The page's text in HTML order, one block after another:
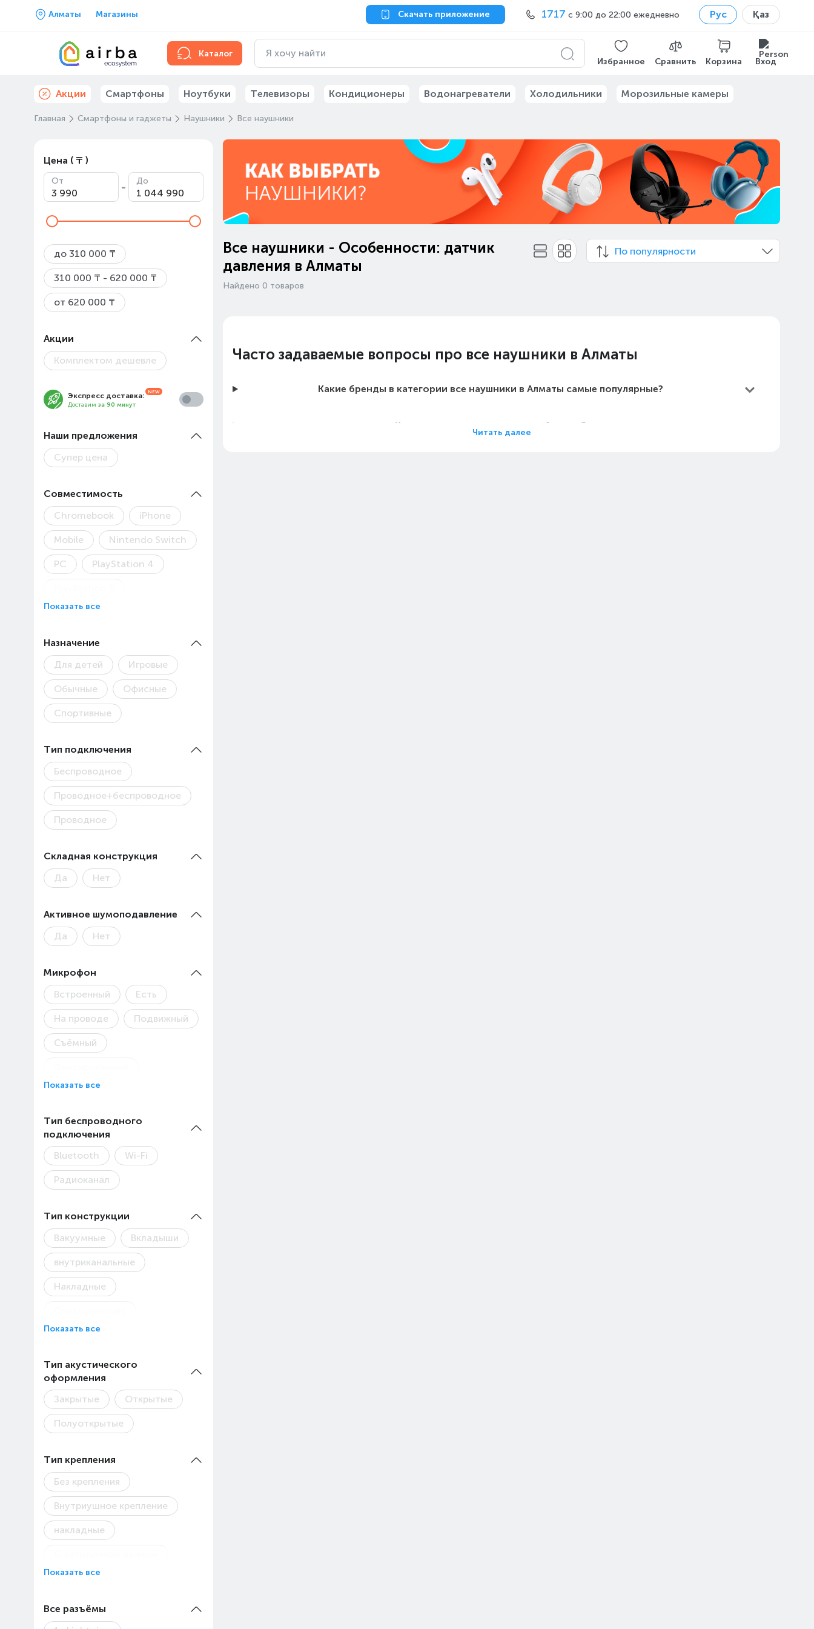
Алматы Магазины Скачать приложение 1717 с 9:00 до 22:00 ежедневно Рус Қаз
Каталог
Избранное Сравнить Корзина Вход
Акции Смартфоны Ноутбуки Телевизоры Кондиционеры Водонагреватели Холодильники Морозильные камеры
Главная Смартфоны и гаджеты Наушники Все наушники
Цена ( ₸ )
От - До
до 310 000 ₸
310 000 ₸ - 620 000 ₸
от 620 000 ₸
Акции
Комплектом дешевле
Экспресс доставка:
Доставим за 90 минут
Наши предложения
Супер цена
Совместимость
Chromebook
iPhone
Mobile Nintendo Switch
PC PlayStation 4
Steam Deck
Показать все
Назначение
Для детей
Игровые
Обычные Офисные
Спортивные
Тип подключения
Беспроводное
Проводное+беспроводное
Проводное
Складная конструкция
Да
Нет
Активное шумоподавление
Да
Нет
Микрофон
Встроенный
Есть
На проводе Подвижный
Съёмный
Показать все
Тип беспроводного
подключения
Bluetooth
Wi-Fi
Радиоканал
Тип конструкции
Вакуумные
Вкладыши
внутриканальные
Накладные
Полноразмерные
(TWS)
Показать все
Тип акустического
оформления
Закрытые
Открытые
Полуоткрытые
Тип крепления
Без крепления
Внутриушное крепление
накладные
С креплением на ушах
С оголовьем
Показать все
Все разъёмы
Все наушники - Особенности: датчик
давления в Алматы
Найдено 0 товаров
По популярности
Часто задаваемые вопросы про все наушники в Алматы
Какие бренды в категории все наушники в Алматы самые популярные?
Какие цены на все наушники в Алматы?
Читать далее